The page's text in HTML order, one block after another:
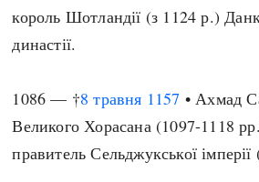
король Шотландії (з 1124 р.)
династії.
1086 — †8 травня 1157 • Ахмад
Великого Хорасана (1097-1118
правитель Сельджукської